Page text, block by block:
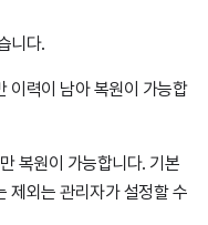
니다.
이력이 남아 복원이 가능합
복원이 가능합니다. 기본
제외는 관리자가 설정할 수